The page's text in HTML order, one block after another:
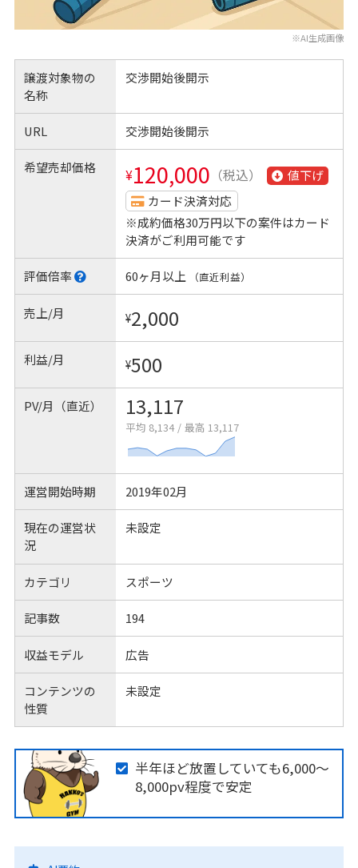
※AI生成画像
譲渡対象物の
名称
交渉開始後開示
URL 交渉開始後開示
希望売却価格 ¥120,000 （税込）
値下げ
カード決済対応
※成約価格30万円以下の案件はカード
決済がご利用可能です
評価倍率 60ヶ月以上 （直近利益）
売上/月 ¥2,000
利益/月 ¥500
PV/月（直近） 13,117
平均 8,134 / 最高 13,117
運営開始時期 2019年02月
現在の運営状
況
未設定
カテゴリ スポーツ
記事数 194
収益モデル 広告
コンテンツの
性質
未設定
半年ほど放置していても6,000〜
8,000pv程度で安定